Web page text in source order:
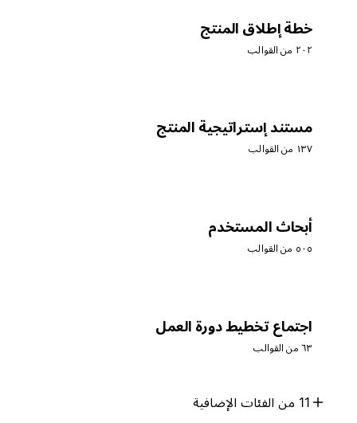
خطة إطلاق المنتج
٢٠٢ من القوالب
مستند إستراتيجية المنتج
١٣٧ من القوالب
أبحاث المستخدم
٥٠٥ من القوالب
اجتماع تخطيط دورة العمل
٦٣ من القوالب
11 من الفئات الإضافية